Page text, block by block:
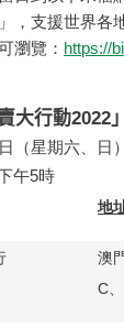
，支援世界各
瀏覽： https://
大行動2022 」
（星期六、日）
午5時
地
澳
C